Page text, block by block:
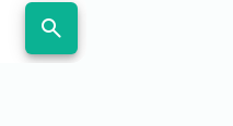
search